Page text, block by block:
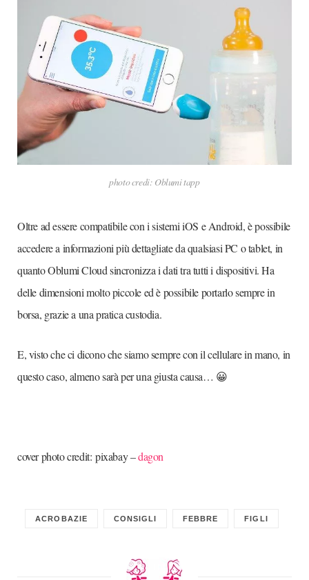
photo credi: Oblumi tapp
Oltre ad essere compatibile con i sistemi iOS e Android, è possibile
accedere a informazioni più dettagliate da qualsiasi PC o tablet, in
quanto Oblumi Cloud sincronizza i dati tra tutti i dispositivi. Ha
delle dimensioni molto piccole ed è possibile portarlo sempre in
borsa, grazie a una pratica custodia.
E, visto che ci dicono che siamo sempre con il cellulare in mano, in
questo caso, almeno sarà per una giusta causa… 😀
cover photo credit: pixabay –dagon
ACROBAZIE CONSIGLI FEBBRE FIGLI